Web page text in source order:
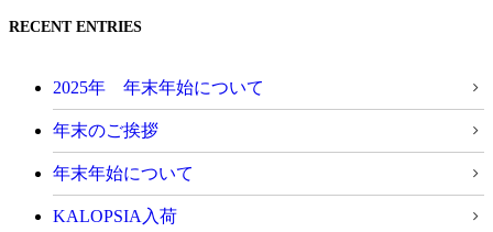
RECENT ENTRIES
2025年 年末年始について
年末のご挨拶
年末年始について
KALOPSIA入荷